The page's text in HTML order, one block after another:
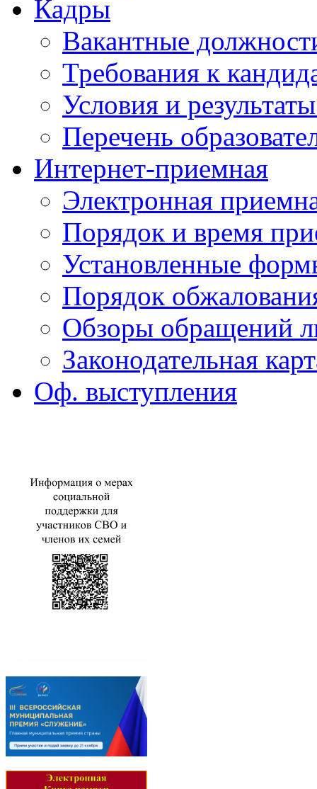
Кадры
Вакантные
Требования к
Условия и
Перечень
Интернет-приемная
Электронная
Порядок и время
Установленные
Порядок
Обзоры обращений
Законодательная
Оф. выступления